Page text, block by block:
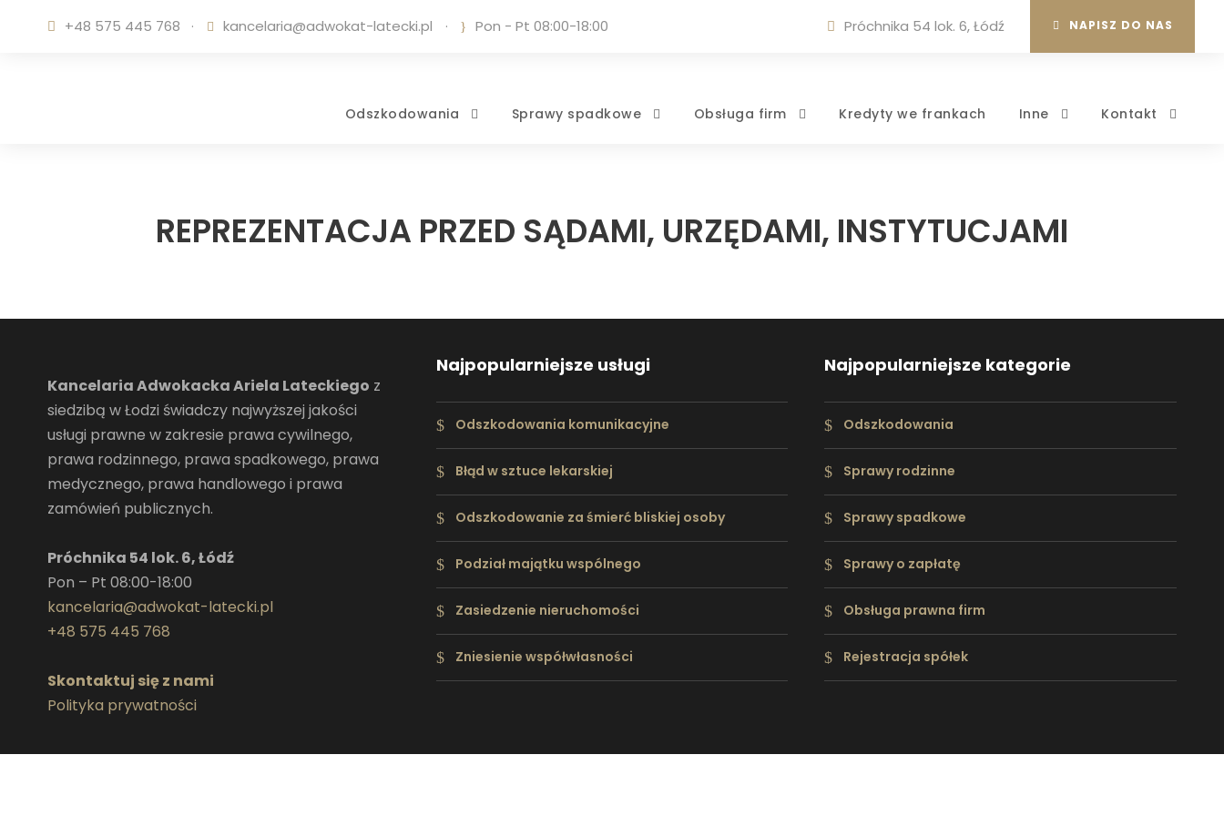
+48 575 445 768 · kancelaria@adwokat-latecki.pl · Pon - Pt 08:00-18:00 NAPISZ DO NAS
Próchnika 54 lok. 6, Łódź
Odszkodowania Sprawy spadkowe Obsługa firm Kredyty we frankach Inne Kontakt
REPREZENTACJA PRZED SĄDAMI, URZĘDAMI, INSTYTUCJAMI
Kancelaria Adwokacka Ariela Lateckiego z
siedzibą w Łodzi świadczy najwyższej jakości
usługi prawne w zakresie prawa cywilnego,
prawa rodzinnego, prawa spadkowego, prawa
medycznego, prawa handlowego i prawa
zamówień publicznych.
Próchnika 54 lok. 6, Łódź
Pon – Pt 08:00-18:00
kancelaria@adwokat-latecki.pl
+48 575 445 768
Skontaktuj się z nami
Polityka prywatności
Najpopularniejsze usługi
Odszkodowania komunikacyjne
Błąd w sztuce lekarskiej
Odszkodowanie za śmierć bliskiej osoby
Podział majątku wspólnego
Zasiedzenie nieruchomości
Zniesienie współwłasności
Najpopularniejsze kategorie
Odszkodowania
Sprawy rodzinne
Sprawy spadkowe
Sprawy o zapłatę
Obsługa prawna firm
Rejestracja spółek